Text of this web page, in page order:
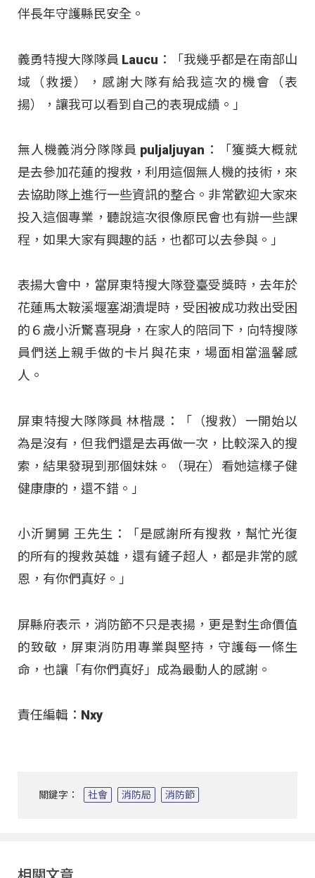
伴長年守護縣民安全。​
義勇特搜大隊隊員 Laucu：「我幾乎都是在南部山
域（救援），感謝大隊有給我這次的機會（表
揚），讓我可以看到自己的表現成績。」​
無人機義消分隊隊員 puljaljuyan：「獲獎大概就
是去參加花蓮的搜救，利用這個無人機的技術，來
去協助隊上進行一些資訊的整合。非常歡迎大家來
投入這個專業，聽說這次很像原民會也有辦一些課
程，如果大家有興趣的話，也都可以去參與。」​
表揚大會中，當屏東特搜大隊登臺受獎時，去年於
花蓮馬太鞍溪堰塞湖潰堤時，受困被成功救出受困
的６歲小沂驚喜現身，在家人的陪同下，向特搜隊
員們送上親手做的卡片與花束，場面相當溫馨感
人。​
屏東特搜大隊隊員 林楷晟：「（搜救）一開始以
為是沒有，但我們還是去再做一次，比較深入的搜
索，結果發現到那個妹妹。（現在）看她這樣子健
健康康的，還不錯。」​
小沂舅舅 王先生：「是感謝所有搜救，幫忙光復
的所有的搜救英雄，還有鏟子超人，都是非常的感
恩，有你們真好。」​
屏縣府表示，消防節不只是表揚，更是對生命價值
的致敬，屏東消防用專業與堅持，守護每一條生
命，也讓「有你們真好」成為最動人的感謝。​
責任編輯：Nxy
關鍵字： 社會 消防局 消防節